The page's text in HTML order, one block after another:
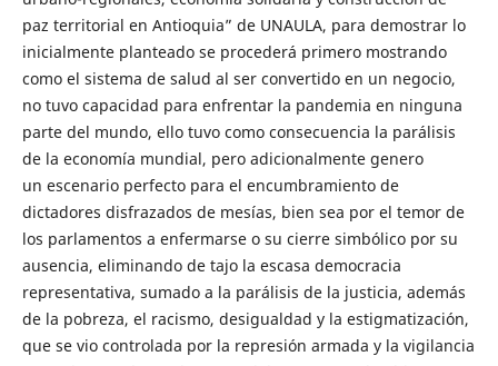
paz territorial en Antioquia” de UNAULA, para demostrar lo
inicialmente planteado se procederá primero mostrando
como el sistema de salud al ser convertido en un negocio,
no tuvo capacidad para enfrentar la pandemia en ninguna
parte del mundo, ello tuvo como consecuencia la parálisis
de la economía mundial, pero adicionalmente genero
un escenario perfecto para el encumbramiento de
dictadores disfrazados de mesías, bien sea por el temor de
los parlamentos a enfermarse o su cierre simbólico por su
ausencia, eliminando de tajo la escasa democracia
representativa, sumado a la parálisis de la justicia, además
de la pobreza, el racismo, desigualdad y la estigmatización,
que se vio controlada por la represión armada y la vigilancia